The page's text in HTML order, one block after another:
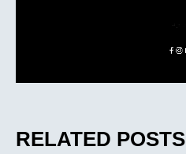
RELATED POSTS